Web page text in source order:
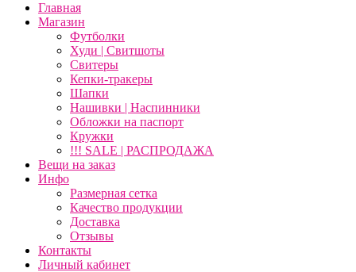
Главная
Магазин
Футболки
Худи | Свитшоты
Свитеры
Кепки-тракеры
Шапки
Нашивки | Наспинники
Обложки на паспорт
Кружки
!!! SALE | РАСПРОДАЖА
Вещи на заказ
Инфо
Размерная сетка
Качество продукции
Доставка
Отзывы
Контакты
Личный кабинет